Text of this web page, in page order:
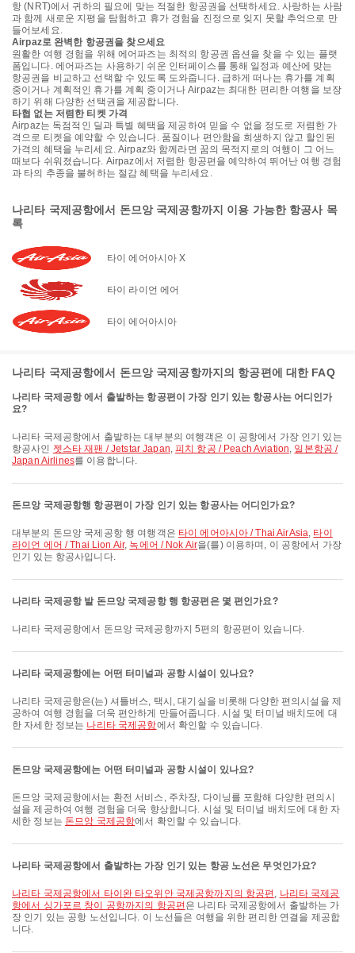
항 (NRT)에서 귀하의 필요에 맞는 적절한 항공권을 선택하세요. 사랑하는 사람
과 함께 새로운 지평을 탐험하고 휴가 경험을 진정으로 잊지 못할 추억으로 만
들어보세요.
Airpaz로 완벽한 항공권을 찾으세요
원활한 여행 경험을 위해 에어파즈는 최적의 항공권 옵션을 찾을 수 있는 플랫
폼입니다. 에어파즈는 사용하기 쉬운 인터페이스를 통해 일정과 예산에 맞는
항공권을 비교하고 선택할 수 있도록 도와줍니다. 급하게 떠나는 휴가를 계획
중이거나 계획적인 휴가를 계획 중이거나 Airpaz는 최대한 편리한 여행을 보장
하기 위해 다양한 선택권을 제공합니다.
타협 없는 저렴한 티켓 가격
Airpaz는 독점적인 딜과 특별 혜택을 제공하여 믿을 수 없을 정도로 저렴한 가
격으로 티켓을 예약할 수 있습니다. 품질이나 편안함을 희생하지 않고 할인된
가격의 혜택을 누리세요. Airpaz와 함께라면 꿈의 목적지로의 여행이 그 어느
때보다 쉬워졌습니다. Airpaz에서 저렴한 항공편을 예약하여 뛰어난 여행 경험
과 타의 추종을 불허하는 절감 혜택을 누리세요.
나리타 국제공항에서 돈므앙 국제공항까지 이용 가능한 항공사 목
록
타이 에어아시아 X
타이 라이언 에어
타이 에어아시아
나리타 국제공항에서 돈므앙 국제공항까지의 항공편에 대한 FAQ
나리타 국제공항 에서 출발하는 항공편이 가장 인기 있는 항공사는 어디인가
요?
나리타 국제공항에서 출발하는 대부분의 여행객은 이 공항에서 가장 인기 있는
항공사인 젯스타 재팬 / Jetstar Japan,피치 항공 / Peach Aviation, 일본항공 /
Japan Airlines를 이용합니다.
돈므앙 국제공항행 항공편이 가장 인기 있는 항공사는 어디인가요?
대부분의 돈므앙 국제공항 행 여행객은 타이 에어아시아 / Thai AirAsia, 타이
라이언 에어 / Thai Lion Air, 녹에어 / Nok Air을(를) 이용하며, 이 공항에서 가장
인기 있는 항공사입니다.
나리타 국제공항 발 돈므앙 국제공항 행 항공편은 몇 편인가요?
나리타 국제공항에서 돈므앙 국제공항까지 5편의 항공편이 있습니다.
나리타 국제공항에는 어떤 터미널과 공항 시설이 있나요?
나리타 국제공항은(는) 셔틀버스, 택시, 대기실을 비롯해 다양한 편의시설을 제
공하여 여행 경험을 더욱 편안하게 만들어줍니다. 시설 및 터미널 배치도에 대
한 자세한 정보는 나리타 국제공항에서 확인할 수 있습니다.
돈므앙 국제공항에는 어떤 터미널과 공항 시설이 있나요?
돈므앙 국제공항에서는 환전 서비스, 주차장, 다이닝를 포함해 다양한 편의시
설을 제공하여 여행 경험을 더욱 향상합니다. 시설 및 터미널 배치도에 대한 자
세한 정보는 돈므앙 국제공항에서 확인할 수 있습니다.
나리타 국제공항에서 출발하는 가장 인기 있는 항공 노선은 무엇인가요?
나리타 국제공항에서 타이완 타오위안 국제공항까지의 항공편 , 나리타 국제공
항에서 싱가포르 창이 공항까지의 항공편 은 나리타 국제공항에서 출발하는 가
장 인기 있는 공항 노선입니다. 이 노선들은 여행을 위한 편리한 연결을 제공합
니다.